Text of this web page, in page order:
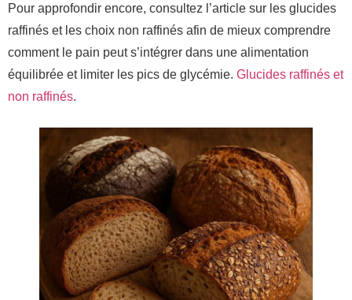
Pour approfondir encore, consultez l’article sur les glucides
raffinés et les choix non raffinés afin de mieux comprendre
comment le pain peut s’intégrer dans une alimentation
équilibrée et limiter les pics de glycémie. Glucides raffinés et
non raffinés.